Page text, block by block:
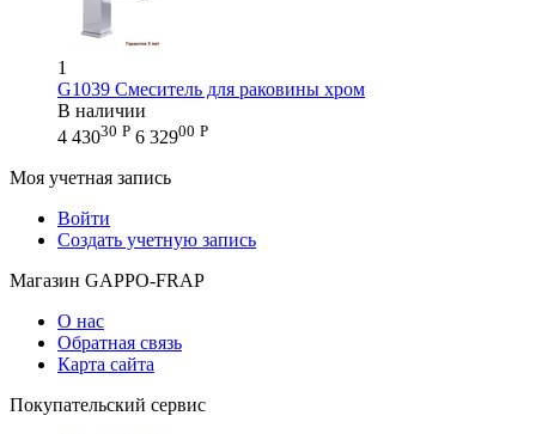
1
G1039 Смеситель для раковины хром
В наличии
4 43030 Р 6 32900 Р
Моя учетная запись
Войти
Создать учетную запись
Магазин GAPPO-FRAP
О нас
Обратная связь
Карта сайта
Покупательский сервис